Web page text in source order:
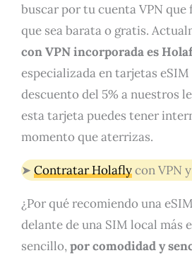
buscar por tu cuenta VPN que
que sea barata o gratis.
con VPN incorporada es
especializada en tarjetas
descuento del 5% a nuestros
esta tarjeta puedes tener
momento que aterrizas.
➤ Contratar Holaflycon VPN
¿Por qué recomiendo una
delante de una SIM local más
sencillo,por comodidad y